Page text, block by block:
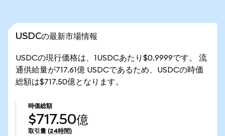
USDCの最新市場情報
USDCの現行価格は、1USDCあたり$0.9999です。 流
通供給量が717.61億 USDCであるため、USDCの時価
総額は$717.50億となります。
時価総額
$717.50億
取引量 (24時間)